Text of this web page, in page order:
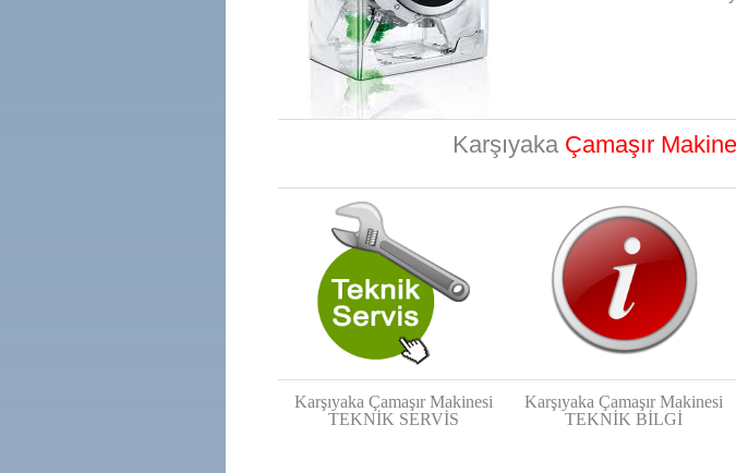
KarşıyakaÇamaşır
Karşıyaka Çamaşır Makinesi
TEKNİK SERVİS
Karşıyaka Çamaşır Makinesi
TEKNİK BİLGİ